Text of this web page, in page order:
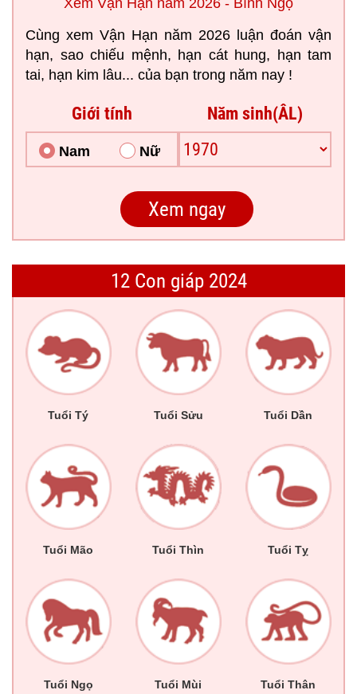
Cùng xem Vận Hạn năm 2026 luận đoán vận
hạn, sao chiếu mệnh, hạn cát hung, hạn tam
tai, hạn kim lâu... của bạn trong năm nay !
Giới tính
Nam Nữ
Năm sinh(ÂL)
12 Con giáp 2024
Tuổi Tý Tuổi Sửu Tuổi Dần
Tuổi Mão Tuổi Thìn Tuổi Tỵ
Tuổi Ngọ Tuổi Mùi Tuổi Thân